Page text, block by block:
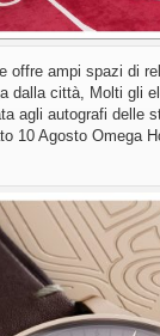
offre ampi spazi di
dalla città, Molti gli
agli autografi delle
10 Agosto Omega